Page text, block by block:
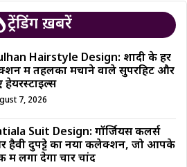
ट्रेंडिंग ख़बरें
Hairstyle Design: शादी के हर
में तहलका मचाने वाले सुपरहिट और
हेयरस्टाइल्स
7, 2026
Suit Design: गॉर्जियस कलर्स
हैवी दुपट्टे का नया कलेक्शन, जो आपके
में लगा देगा चार चांद